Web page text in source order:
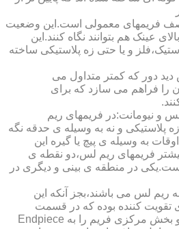
نصف فریمهای معمولی است.این وضعیت
عینک هم بتوانند نگاه کنند.این
و یا حتی زه پلاستیکی ساخته
دور که کمتر متداول می
را فراهم می سازد که برای
و نیومانت:در فریمهای ریم
پلاستیکی و نه به وسیله ی حدقه نگه
به وسیله ی پیچ یا گیره این
فریمهای ریم لس،دو نقطه ی
در منطقه ی بینی و دیگری در
ریم لس می باشند،بجز آنکه این
تقویت کننده بوده که در قسمت
فوقانی عدسی،امتداد یافته و بخش مرکزی فریم را به Endpiece